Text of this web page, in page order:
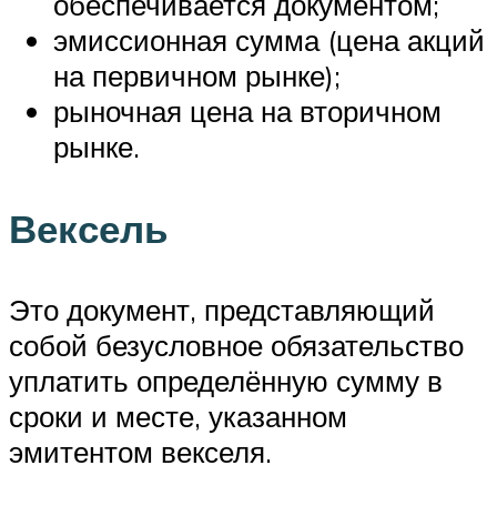
эмиссионная сумма (цена акций
на первичном рынке);
рыночная цена на вторичном
рынке.
Вексель
Это документ, представляющий
собой безусловное обязательство
уплатить определённую сумму в
сроки и месте, указанном
эмитентом векселя.